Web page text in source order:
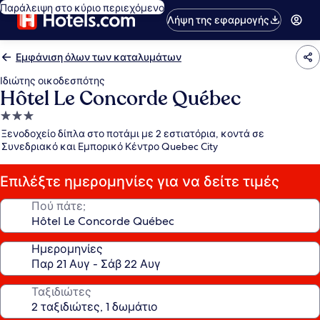
Παράλειψη στο κύριο περιεχόμενο
Λήψη της εφαρμογής
Εμφάνιση όλων των καταλυμάτων
Ιδιώτης οικοδεσπότης
Hôtel Le Concorde Québec
Κατάλυμα
με
3.0
αστέρια
Ξενοδοχείο δίπλα στο ποτάμι με 2 εστιατόρια, κοντά σε
Συνεδριακό και Εμπορικό Κέντρο Quebec City
Επιλέξτε ημερομηνίες για να δείτε τιμές
Πού πάτε;
Ημερομηνίες
Ταξιδιώτες